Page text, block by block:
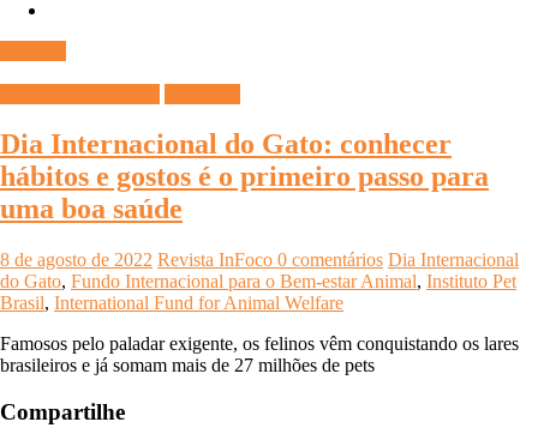
Dia Internacional do Gato: conhecer
hábitos e gostos é o primeiro passo para
uma boa saúde
8 de agosto de 2022 Revista InFoco 0 comentários Dia Internacional
do Gato, Fundo Internacional para o Bem-estar Animal, Instituto Pet
Brasil, International Fund for Animal Welfare
Famosos pelo paladar exigente, os felinos vêm conquistando os lares
brasileiros e já somam mais de 27 milhões de pets
Compartilhe